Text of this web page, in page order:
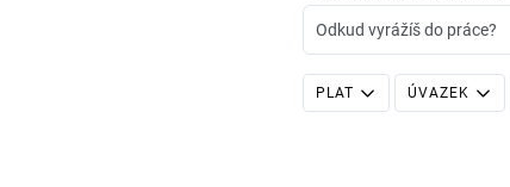
Odkud vyrážíš do práce?
PLAT ÚVAZEK